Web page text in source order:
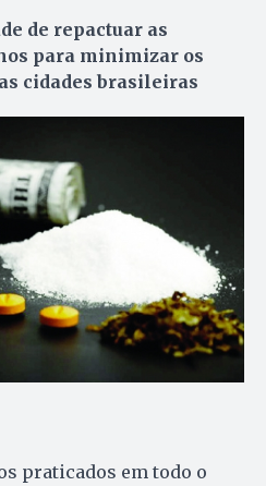
de repactuar as
para minimizar os
cidades brasileiras
praticados em todo o